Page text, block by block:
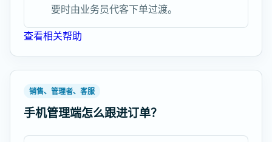
要时由业务员代客下单过渡。
查看相关帮助
销售、管理者、客服
手机管理端怎么跟进订单？